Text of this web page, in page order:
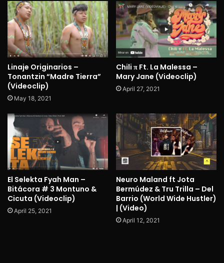
Linaje Originarios –
Tonantzin “Madre Tierra”
(Videoclip)
May 18, 2021
Chili π Ft. La Malessa –
Mary Jane (Videoclip)
April 27, 2021
El Selekta Fyah Man –
Bitácora # 3 Montuno &
Cicuta (Videoclip)
April 25, 2021
Neuro Maland ft Jota
Bermúdez & Tru Trilla – Del
Barrio (World Wide Hustler)
| (Video)
April 12, 2021